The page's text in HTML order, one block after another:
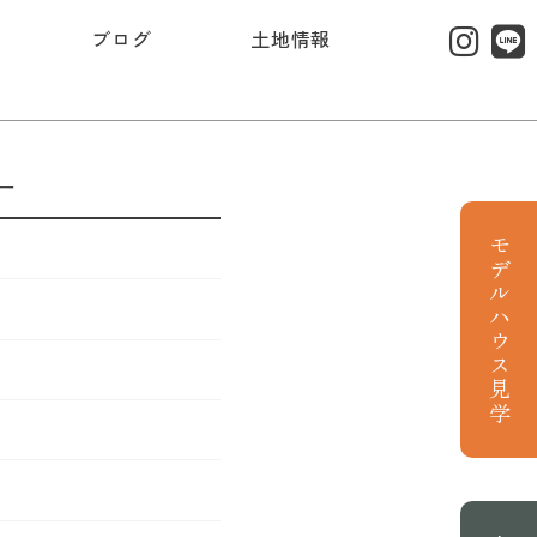
ブログ 土地情報
モデルハウス見学